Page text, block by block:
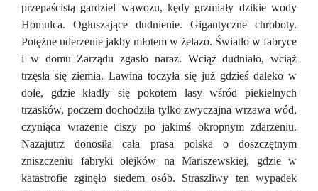
przepaścistą gardziel wąwozu, kędy grzmiały dzikie wody
Homulca. Ogłuszające dudnienie. Gigantyczne chroboty.
Potężne uderzenie jakby młotem w żelazo. Światło w fabryce
i w domu Zarządu zgasło naraz. Wciąż dudniało, wciąż
trzęsła się ziemia. Lawina toczyła się już gdzieś daleko w
dole, gdzie kładły się pokotem lasy wśród piekielnych
trzasków, poczem dochodziła tylko zwyczajna wrzawa wód,
czyniąca wrażenie ciszy po jakimś okropnym zdarzeniu.
Nazajutrz donosiła cała prasa polska o doszczętnym
zniszczeniu fabryki olejków na Mariszewskiej, gdzie w
katastrofie zginęło siedem osób. Straszliwy ten wypadek